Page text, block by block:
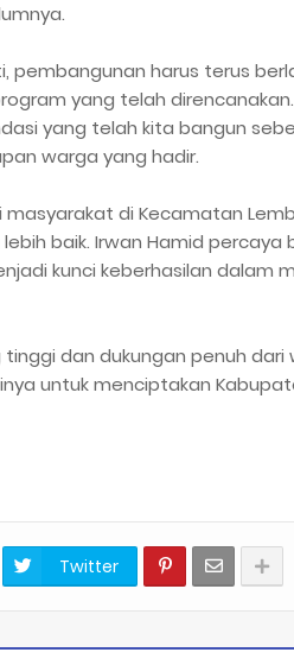
pembangunan harus terus
yang telah
yang telah kita bangun
warga yang hadir.
masyarakat di Kecamatan
baik. Irwan Hamid
kunci keberhasilan dalam
dan dukungan penuh dari
untuk menciptakan
Twitter